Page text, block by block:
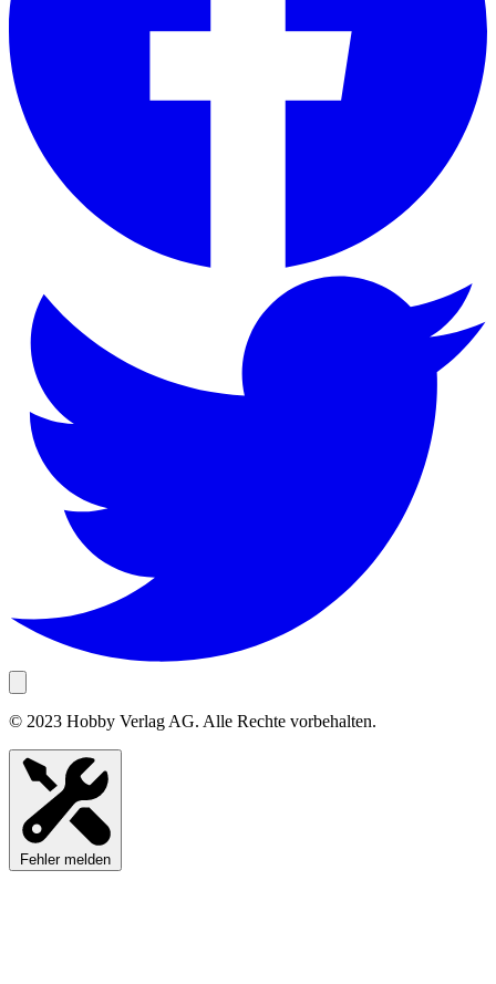
© 2023 Hobby Verlag AG. Alle Rechte vorbehalten.
Fehler melden